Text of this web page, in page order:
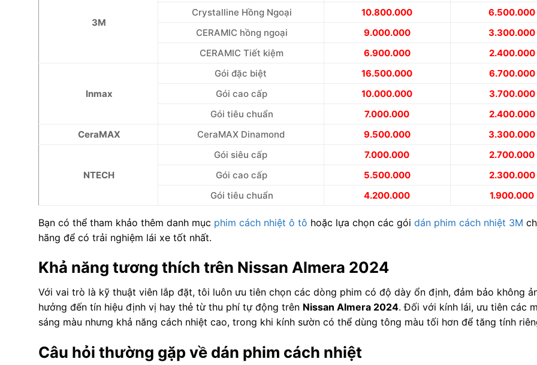
3M
Crystalline Hồng Ngoại
10.800.000
6.500.000
CERAMIC hồng ngoại
9.000.000
3.300.000
CERAMIC Tiết kiệm
6.900.000 2.400.000
Inmax
Gói đặc biệt 16.500.000
6.700.000
Gói cao cấp
10.000.000
3.700.000
Gói tiêu chuẩn
7.000.000
2.400.000
CeraMAX
CeraMAX Dinamond 9.500.000 3.300.000
NTECH
Gói siêu cấp 7.000.000
2.700.000
Gói cao cấp
5.500.000
2.300.000
Gói tiêu chuẩn
4.200.000 1.900.000
Bạn có thể tham khảo thêm danh mục phim cách nhiệt ô tô hoặc lựa chọn các gói dán phim cách nhiệt 3M
hãng để có trải nghiệm lái xe tốt nhất.
Khả năng tương thích trên Nissan Almera 2024
Với vai trò là kỹ thuật viên lắp đặt, tôi luôn ưu tiên chọn các dòng phim có độ dày ổn định, đảm bảo không
hưởng đến tín hiệu định vị hay thẻ từ thu phí tự động trên Nissan Almera 2024. Đối với kính lái, ưu tiên các
sáng màu nhưng khả năng cách nhiệt cao, trong khi kính sườn có thể dùng tông màu tối hơn để tăng tính
Câu hỏi thường gặp về dán phim cách nhiệt